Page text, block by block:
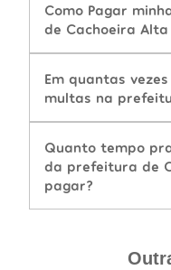
Como Pagar
de Cachoeira Alta
Em quantas
multas na
Quanto tempo
da prefeitura de
pagar?